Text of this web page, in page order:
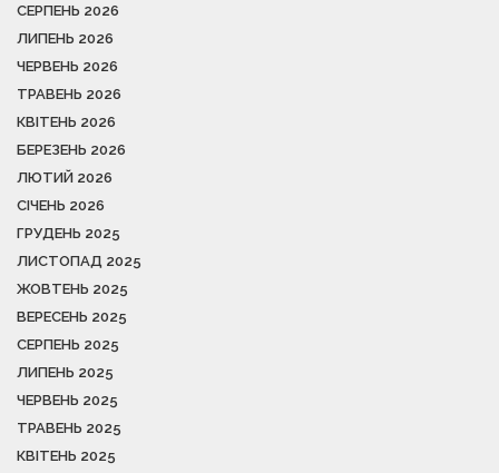
СЕРПЕНЬ 2026
ЛИПЕНЬ 2026
ЧЕРВЕНЬ 2026
ТРАВЕНЬ 2026
КВІТЕНЬ 2026
БЕРЕЗЕНЬ 2026
ЛЮТИЙ 2026
СІЧЕНЬ 2026
ГРУДЕНЬ 2025
ЛИСТОПАД 2025
ЖОВТЕНЬ 2025
ВЕРЕСЕНЬ 2025
СЕРПЕНЬ 2025
ЛИПЕНЬ 2025
ЧЕРВЕНЬ 2025
ТРАВЕНЬ 2025
КВІТЕНЬ 2025